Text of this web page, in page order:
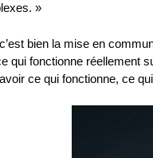
»
bien la mise en
qui fonctionne réellement
ce qui fonctionne, ce